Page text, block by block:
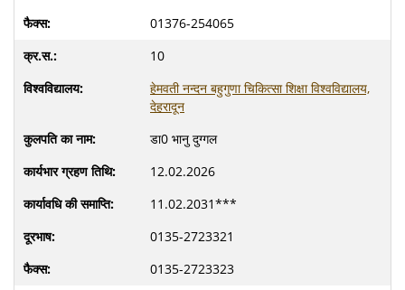
01376-254065
10
हेमवती नन्दन बहुगुणा चिकित्सा शिक्षा विश्वविद्यालय,
देहरादून
डा0 भानु दुग्गल
12.02.2026
11.02.2031***
0135-2723321
0135-2723323